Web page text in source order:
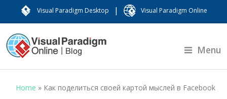
Visual Paradigm Desktop | Visual Paradigm Online
Menu
Home » Как поделиться своей картой мыслей в Facebook